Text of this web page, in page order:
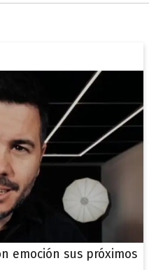
emoción sus próximos